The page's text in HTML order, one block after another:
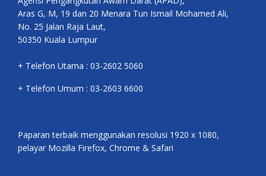
Aras G, M, 19 dan 20 Menara Tun Ismail Mohamed Ali,
No. 25 Jalan Raja Laut,
50350 Kuala Lumpur
+ Telefon Utama : 03-2602 5060
+ Telefon Umum : 03-2603 6600
Paparan terbaik menggunakan resolusi 1920 x 1080,
pelayar Mozilla Firefox, Chrome & Safari